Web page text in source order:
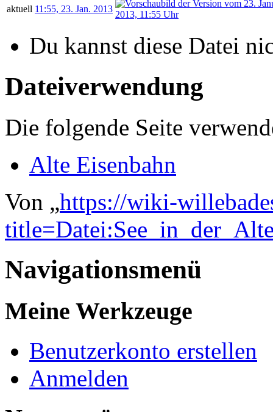
aktuell 11:55, 23. Jan. 2013
Du kannst diese Datei
Dateiverwendung
Die folgende Seite
Alte Eisenbahn
Von „https://wiki-
Navigationsmenü
Meine Werkzeuge
Benutzerkonto erstellen
Anmelden